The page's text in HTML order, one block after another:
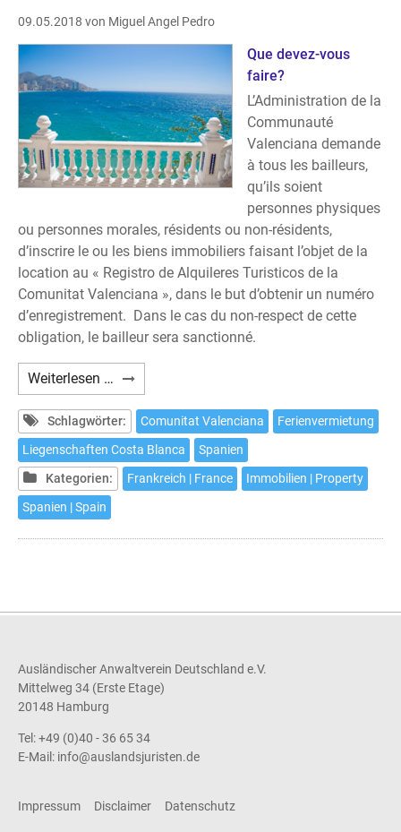
в
аренду
туристам
и
отдыхающим?
09.05.2018 von Miguel Angel Pedro
Que devez-vous
faire?
L’Administration de la
Communauté
Valenciana demande
à tous les bailleurs,
qu’ils soient
personnes physiques
ou personnes morales, résidents ou non-résidents,
d’inscrire le ou les biens immobiliers faisant l’objet de la
location au « Registro de Alquileres Turisticos de la
Comunitat Valenciana », dans le but d’obtenir un numéro
d’enregistrement. Dans le cas du non-respect de cette
obligation, le bailleur sera sanctionné.
Weiterlesen … Avez-
vous
prévu
de
louer
à
plusieurs
biens
immeubles
la
Costa
Schlagwörter: Comunitat Valenciana
Ferienvermietung
Liegenschaften Costa Blanca
Spanien
Kategorien:
Frankreich | France
Immobilien | Property
Spanien | Spain
Ausländischer Anwaltverein Deutschland e.V.
Mittelweg 34 (Erste Etage)
20148 Hamburg
Tel: +49 (0)40 - 36 65 34
E-Mail: info@auslandsjuristen.de
Impressum Disclaimer Datenschutz